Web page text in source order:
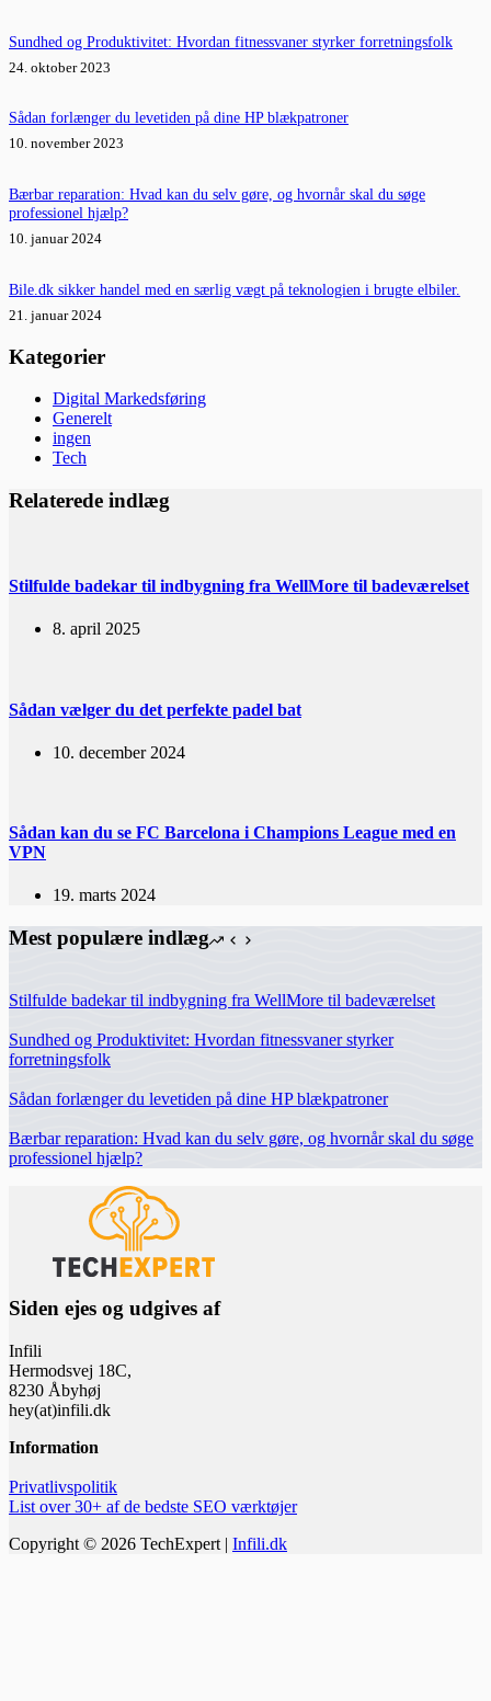
Sundhed og Produktivitet: Hvordan fitnessvaner styrker forretningsfolk
24. oktober 2023
Sådan forlænger du levetiden på dine HP blækpatroner
10. november 2023
Bærbar reparation: Hvad kan du selv gøre, og hvornår skal du søge
professionel hjælp?
10. januar 2024
Bile.dk sikker handel med en særlig vægt på teknologien i brugte elbiler.
21. januar 2024
Kategorier
Digital Markedsføring
Generelt
ingen
Tech
Relaterede indlæg
Stilfulde badekar til indbygning fra WellMore til badeværelset
8. april 2025
Sådan vælger du det perfekte padel bat
10. december 2024
Sådan kan du se FC Barcelona i Champions League med en
VPN
19. marts 2024
Mest populære indlæg
Stilfulde badekar til indbygning fra WellMore til badeværelset
Sundhed og Produktivitet: Hvordan fitnessvaner styrker
forretningsfolk
Sådan forlænger du levetiden på dine HP blækpatroner
Bærbar reparation: Hvad kan du selv gøre, og hvornår skal du søge
professionel hjælp?
Siden ejes og udgives af
Infili
Hermodsvej 18C,
8230 Åbyhøj
hey(at)infili.dk
Information
Privatlivspolitik
List over 30+ af de bedste SEO værktøjer
Copyright © 2026 TechExpert | Infili.dk